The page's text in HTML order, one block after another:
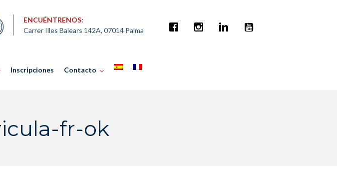
ENCUÉNTRENOS:
Carrer Illes Balears 142A, 07014 Palma
Inscripciones Contacto
fr-ok